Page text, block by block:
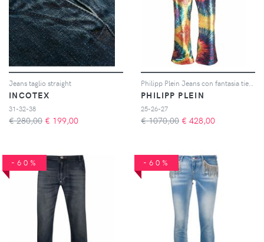
Jeans taglio straight
INCOTEX
31-32-38
€ 280,00 € 199,00
PHILIPP PLEIN
25-26-27
€ 1070,00 € 428,00
-60% -60%